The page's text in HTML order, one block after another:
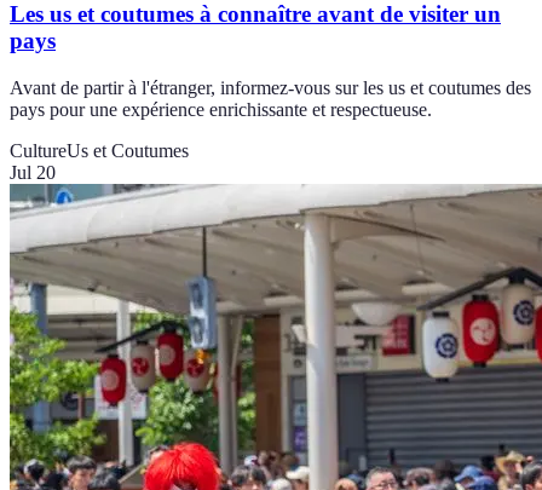
Les us et coutumes à connaître avant de visiter un
pays
Avant de partir à l'étranger, informez-vous sur les us et coutumes des
pays pour une expérience enrichissante et respectueuse.
CultureUs et Coutumes
Jul 20